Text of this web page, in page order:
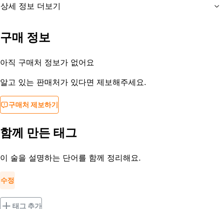
상세 정보 더보기
등록일
구매 정보
아직 구매처 정보가 없어요
알고 있는 판매처가 있다면 제보해주세요.
구매처 제보하기
함께 만든 태그
이 술을 설명하는 단어를 함께 정리해요.
수정
태그 추가